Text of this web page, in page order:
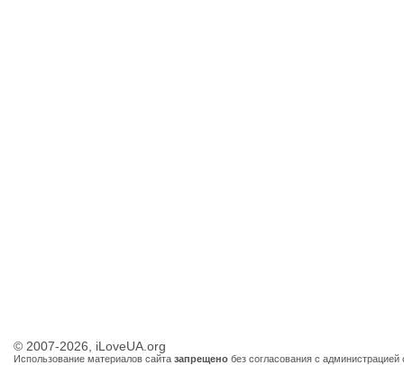
© 2007-2026, iLoveUA.org
Использование материалов сайта запрещено без согласования с администрацией